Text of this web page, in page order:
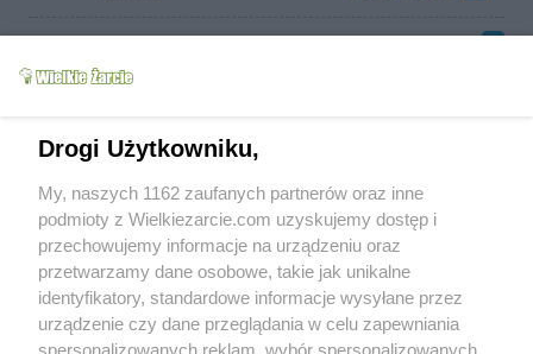
bez końca :)
Ilkens (2013-06-11 20:42)
nią* miało być oczywiście :P
Sałatka na stałe weszła do menu :) Przepis
poszedł w świat!. POLECAM!!!
Drogi Użytkowniku,
My, naszych 1162 zaufanych partnerów oraz inne
podmioty z Wielkiezarcie.com uzyskujemy dostęp i
przechowujemy informacje na urządzeniu oraz
przetwarzamy dane osobowe, takie jak unikalne
identyfikatory, standardowe informacje wysyłane przez
urządzenie czy dane przeglądania w celu zapewniania
spersonalizowanych reklam, wybór spersonalizowanych